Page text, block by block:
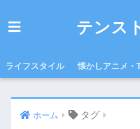
テンス
ライフスタイル 懐かしアニメ・
ホーム タグ